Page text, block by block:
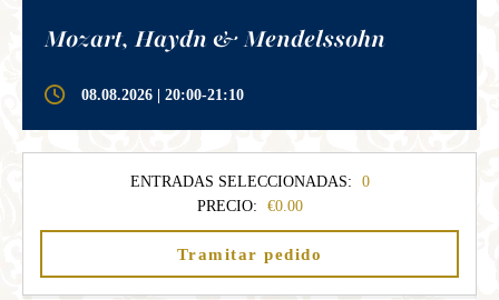
Mozart, Haydn & Mendelssohn
08.08.2026 | 20:00-21:10
ENTRADAS SELECCIONADAS:
0
PRECIO:
0.00
Tramitar pedido